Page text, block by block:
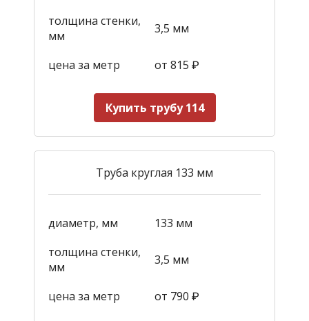
толщина стенки,
мм
3,5 мм
цена за метр от 815 ₽
Купить трубу 114
Труба круглая 133 мм
диаметр, мм
133 мм
толщина стенки,
мм
3,5 мм
цена за метр от 790 ₽